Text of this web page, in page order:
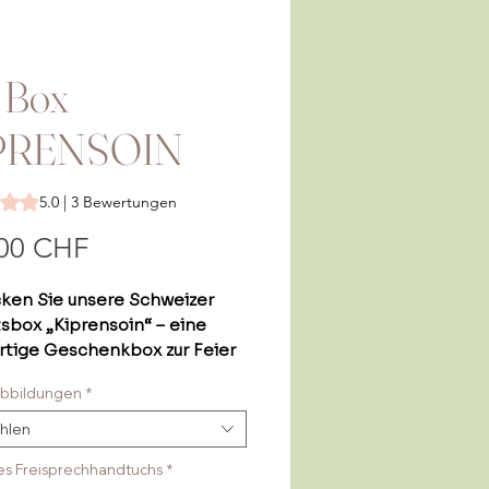
beträgt 5.0 von fünf Sternen, basierend auf 3 Bewertungen.
5.0 | 3 Bewertungen
CHFPreis
Sie unsere Schweizer
„Kiprensoin“ – eine
Geschenkbox zur Feier
DIEoriginelle Geburtsbox,
Mama als auch Baby
ist sorgfältig mit
*
Freisprechhandtuchs *